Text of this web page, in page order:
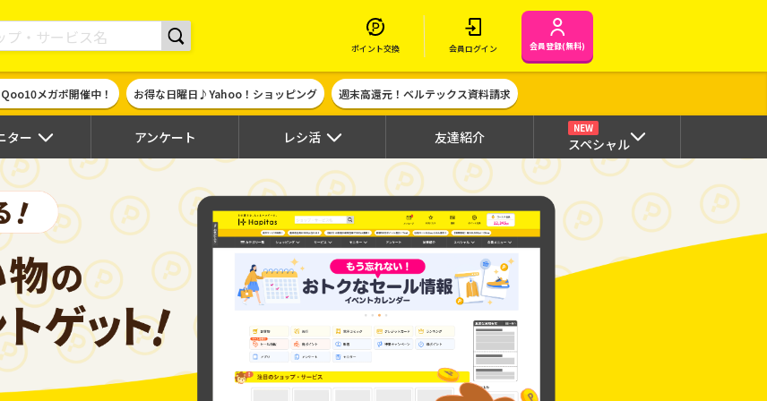
フト券に交換できるポイントサイト | ハピタス
ポイント交換 会員ログイン 会員登録(無料)
メガポ開催中！ お得な日曜日♪Yahoo！ショッピング 週末高還元！ベルテックス資料請求
ター アンケート レシ活 友達紹介
NEW
スペシャル